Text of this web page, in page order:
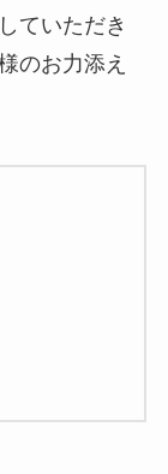
ていただき
のお力添え